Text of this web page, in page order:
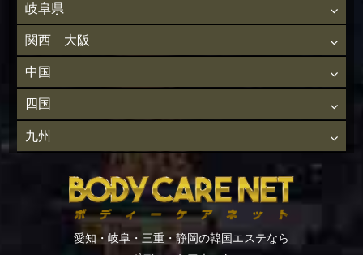
岐阜県
関西 大阪
中国
四国
九州
愛知・岐阜・三重・静岡の韓国エステなら